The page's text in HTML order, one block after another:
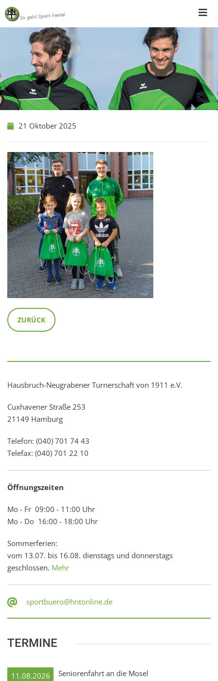
Skip
to
content
21 Oktober 2025
ZURÜCK
Hausbruch-Neugrabener Turnerschaft von 1911 e.V.
Cuxhavener Straße 253
21149 Hamburg
Telefon: (040) 701 74 43
Telefax: (040) 701 22 10
Öffnungszeiten
Mo - Fr 09:00 - 11:00 Uhr
Mo - Do 16:00 - 18:00 Uhr
Sommerferien:
vom 13.07. bis 16.08. dienstags und donnerstags
geschlossen. Mehr
sportbuero@hntonline.de
TERMINE
11.08.2026 Seniorenfahrt an die Mosel